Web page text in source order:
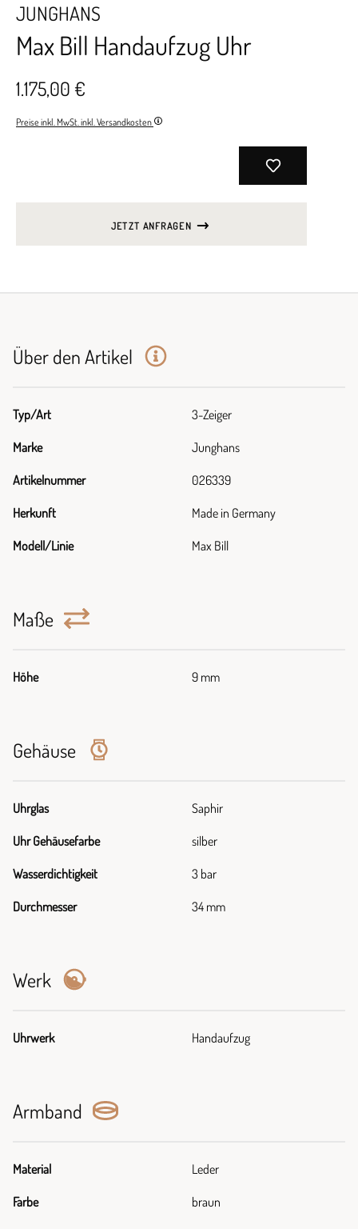
JUNGHANS
Max Bill Handaufzug Uhr
1.175,00 €
Preise inkl. MwSt. inkl. Versandkosten
JETZT ANFRAGEN
Über den Artikel
Typ/Art 3-Zeiger
Marke Junghans
Artikelnummer 026339
Herkunft Made in Germany
Modell/Linie Max Bill
Maße
Höhe 9 mm
Gehäuse
Uhrglas Saphir
Uhr Gehäusefarbe silber
Wasserdichtigkeit 3 bar
Durchmesser 34 mm
Werk
Uhrwerk Handaufzug
Armband
Material Leder
Farbe braun